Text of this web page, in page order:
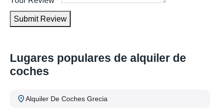
Submit Review
Lugares populares de alquiler de
coches
Alquiler De Coches Grecia